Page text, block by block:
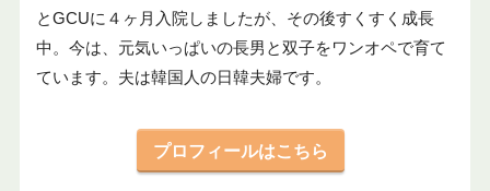
とGCUに４ヶ月入院しましたが、その後すくすく成長
中。今は、元気いっぱいの長男と双子をワンオペで育て
ています。夫は韓国人の日韓夫婦です。
プロフィールはこちら